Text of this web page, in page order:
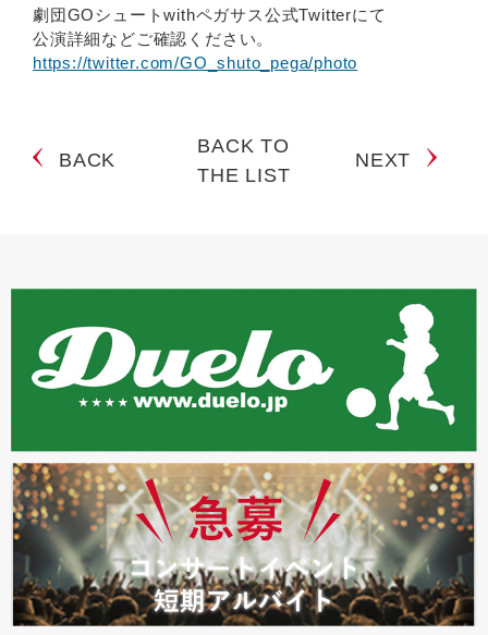
劇団GOシュートwithペガサス公式Twitterにて
公演詳細などご確認ください。
https://twitter.com/GO_shuto_pega/photo
BACK
BACK TO
THE LIST
NEXT